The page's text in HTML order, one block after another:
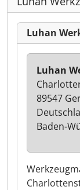
Luhan
Luhan
89547
Baden-